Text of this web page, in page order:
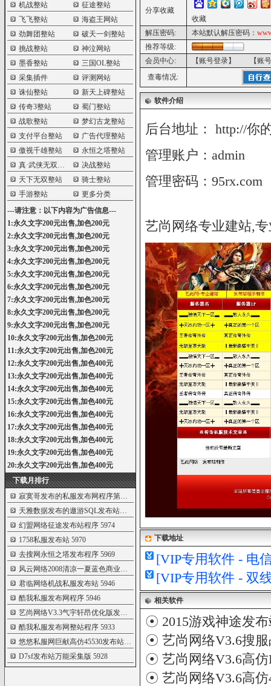
机战整站
征途整站
飞飞整站
海盗王网站
劲舞团整站
破天一剑整站
挑战整站
神泣网站
墨香整站
三国OL整站
采集插件
评测网站
诛仙整站
新天上碑整站
传奇3整站
蜀门整站
战歌整站
梦幻古龙整站
支付平台整站
广告代理整站
傲视千雄整站
永恒之塔整站
真·武侠无双整站
决战整站
天下无双整站
骑士整站
手游整站
更多分类
---请注意：以下内容为广告信息---
1:永久文字200元出售,加色200元
2:永久文字200元出售,加色200元
3:永久文字200元出售,加色200元
4:永久文字200元出售,加色200元
5:永久文字200元出售,加色200元
6:永久文字200元出售,加色200元
7:永久文字200元出售,加色200元
8:永久文字200元出售,加色200元
9:永久文字200元出售,加色200元
10:永久文字200元出售,加色200元
11:永久文字200元出售,加色200元
12:永久文字200元出售,加色400元
13:永久文字200元出售,加色400元
14:永久文字200元出售,加色400元
15:永久文字200元出售,加色400元
16:永久文字200元出售,加色400元
17:永久文字200元出售,加色400元
18:永久文字200元出售,加色400元
19:永久文字200元出售,加色400元
20:永久文字200元出售,加色400元
下载月排行
寂寞哥发布的私服发布网程序第七套(带自
天雅数据发布的遨游SQL发布站破解无限制
幻盟网络征途发布站程序5974
1758私服发布站5970
去搜网永恒之塔发布程序5969
风云网络2008清凉一夏蓝色商业发布站程序
君临网络机战私服发布站5946
酷我私服发布网程序5946
艺尚网络V3.3气宇轩昂优化版发布站程序
酷我私服发布网整站程序5933
悠悠私服网巨献高仿45530发布站程序
5932
D7sf发布站万能采集版 5928
分享收藏
收藏
解压密码:
本站默认解压密码：
推荐等级:
会员中心:
【账号登录】
【账
查毒情况:
软件介绍
后台地址： http://你
管理账户：admin
管理密码：95rx.com
艺尚网络专业建站,
下载地址
[VIP专用软件 - 电
[VIP专用软件 - 双
相关软件
☉ 2015游戏神途发
☉ 艺尚网络V3.6搜
☉ 艺尚网络V3.6高
☉ 艺尚网络V3.6高